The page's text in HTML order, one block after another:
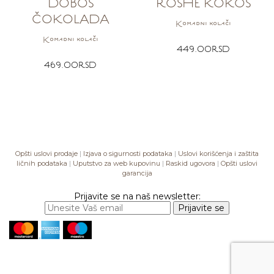
ČOKOLADA
Komadni kolači
469.00RSD
Komadni kolači
449.00RSD
Opšti uslovi prodaje | Izjava o sigurnosti podataka | Uslovi korišćenja i zaštita
ličnih podataka | Uputstvo za web kupovinu | Raskid ugovora | Opšti uslovi
garancija
Prijavite se na naš newsletter: